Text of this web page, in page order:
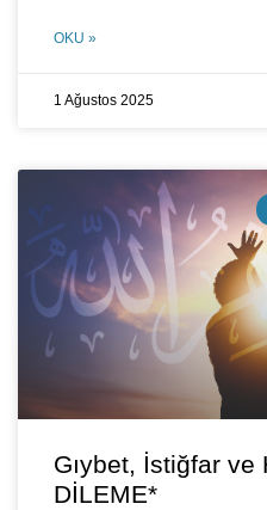
OKU »
1 Ağustos 2025
Gıybet, İstiğfar ve
DİLEME*